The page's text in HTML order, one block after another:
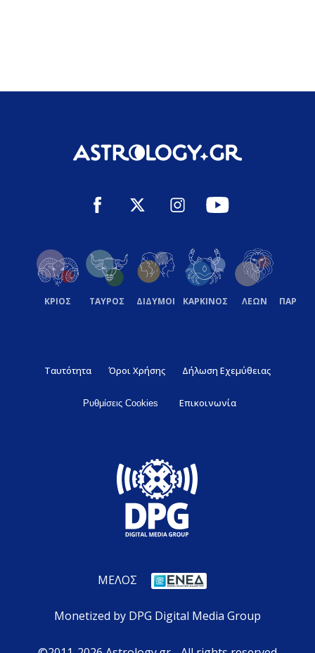
ΚΡΙΟΣ ΤΑΥΡΟΣ ΔΙΔΥΜΟΙ ΚΑΡΚΙΝΟΣ ΛΕΩΝ
Ταυτότητα Όροι Χρήσης Δήλωση Εχεμύθειας
Ρυθμίσεις Cookies Επικοινωνία
ΜΕΛΟΣ
Monetized by DPG Digital Media Group